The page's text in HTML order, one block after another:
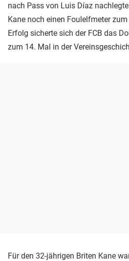
nach Pass von Luis Díaz
Kane noch einen Foulelfmeter
Erfolg sicherte sich der FCB das
zum 14. Mal in der
Für den 32-jährigen Briten Kane